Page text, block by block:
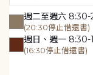
週二至週六 8:30-
(20:30停止借還書)
週日、週一 8:30-
(16:30停止借還書)